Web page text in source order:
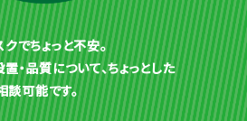
でちょっと不安。
・品質について、ちょっとした
談可能です。